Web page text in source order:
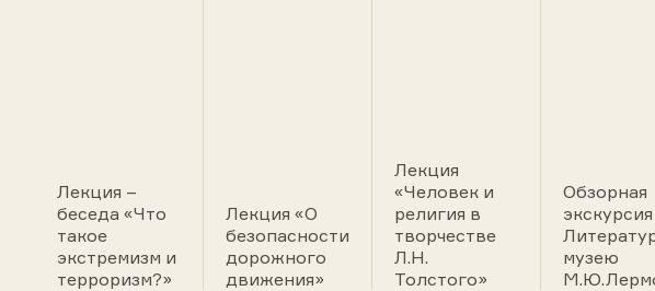
Лекция –
беседа «Что
такое
экстремизм и
терроризм?»
Лекция «О
безопасности
дорожного
движения»
Лекция
«Человек и
религия в
творчестве
Л.Н.
Толстого»
Обзорная
музею